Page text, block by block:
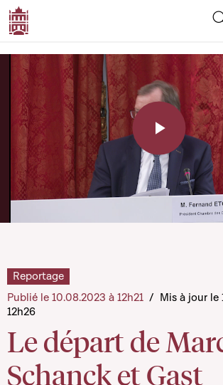
Play
Video
Le départ de
Schanck et Gast
Reportage
Publié le 10.08.2023 à 12h21 / Mis à jour le
12h26